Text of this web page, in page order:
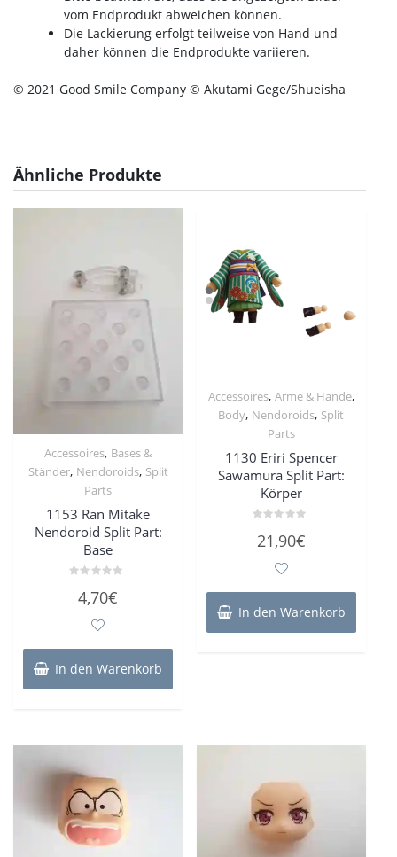
vom Endprodukt abweichen können.
Die Lackierung erfolgt teilweise von Hand und
daher können die Endprodukte variieren.
© 2021 Good Smile Company © Akutami Gege/Shueisha
Ähnliche Produkte
Accessoires, Bases &
Ständer, Nendoroids, Split
Parts
1153 Ran Mitake
Nendoroid Split Part:
Base
mit4,70€
In den Warenkorb
Accessoires, Arme & Hände,
Body, Nendoroids, Split
Parts
1130 Eriri Spencer
Sawamura Split Part:
Körper
mit
21,90€
In den Warenkorb